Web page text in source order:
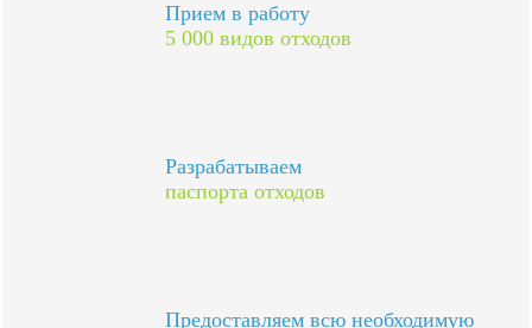
Прием в работу
5 000 видов отходов
Разрабатываем
паспорта отходов
Предоставляем всю необходимую